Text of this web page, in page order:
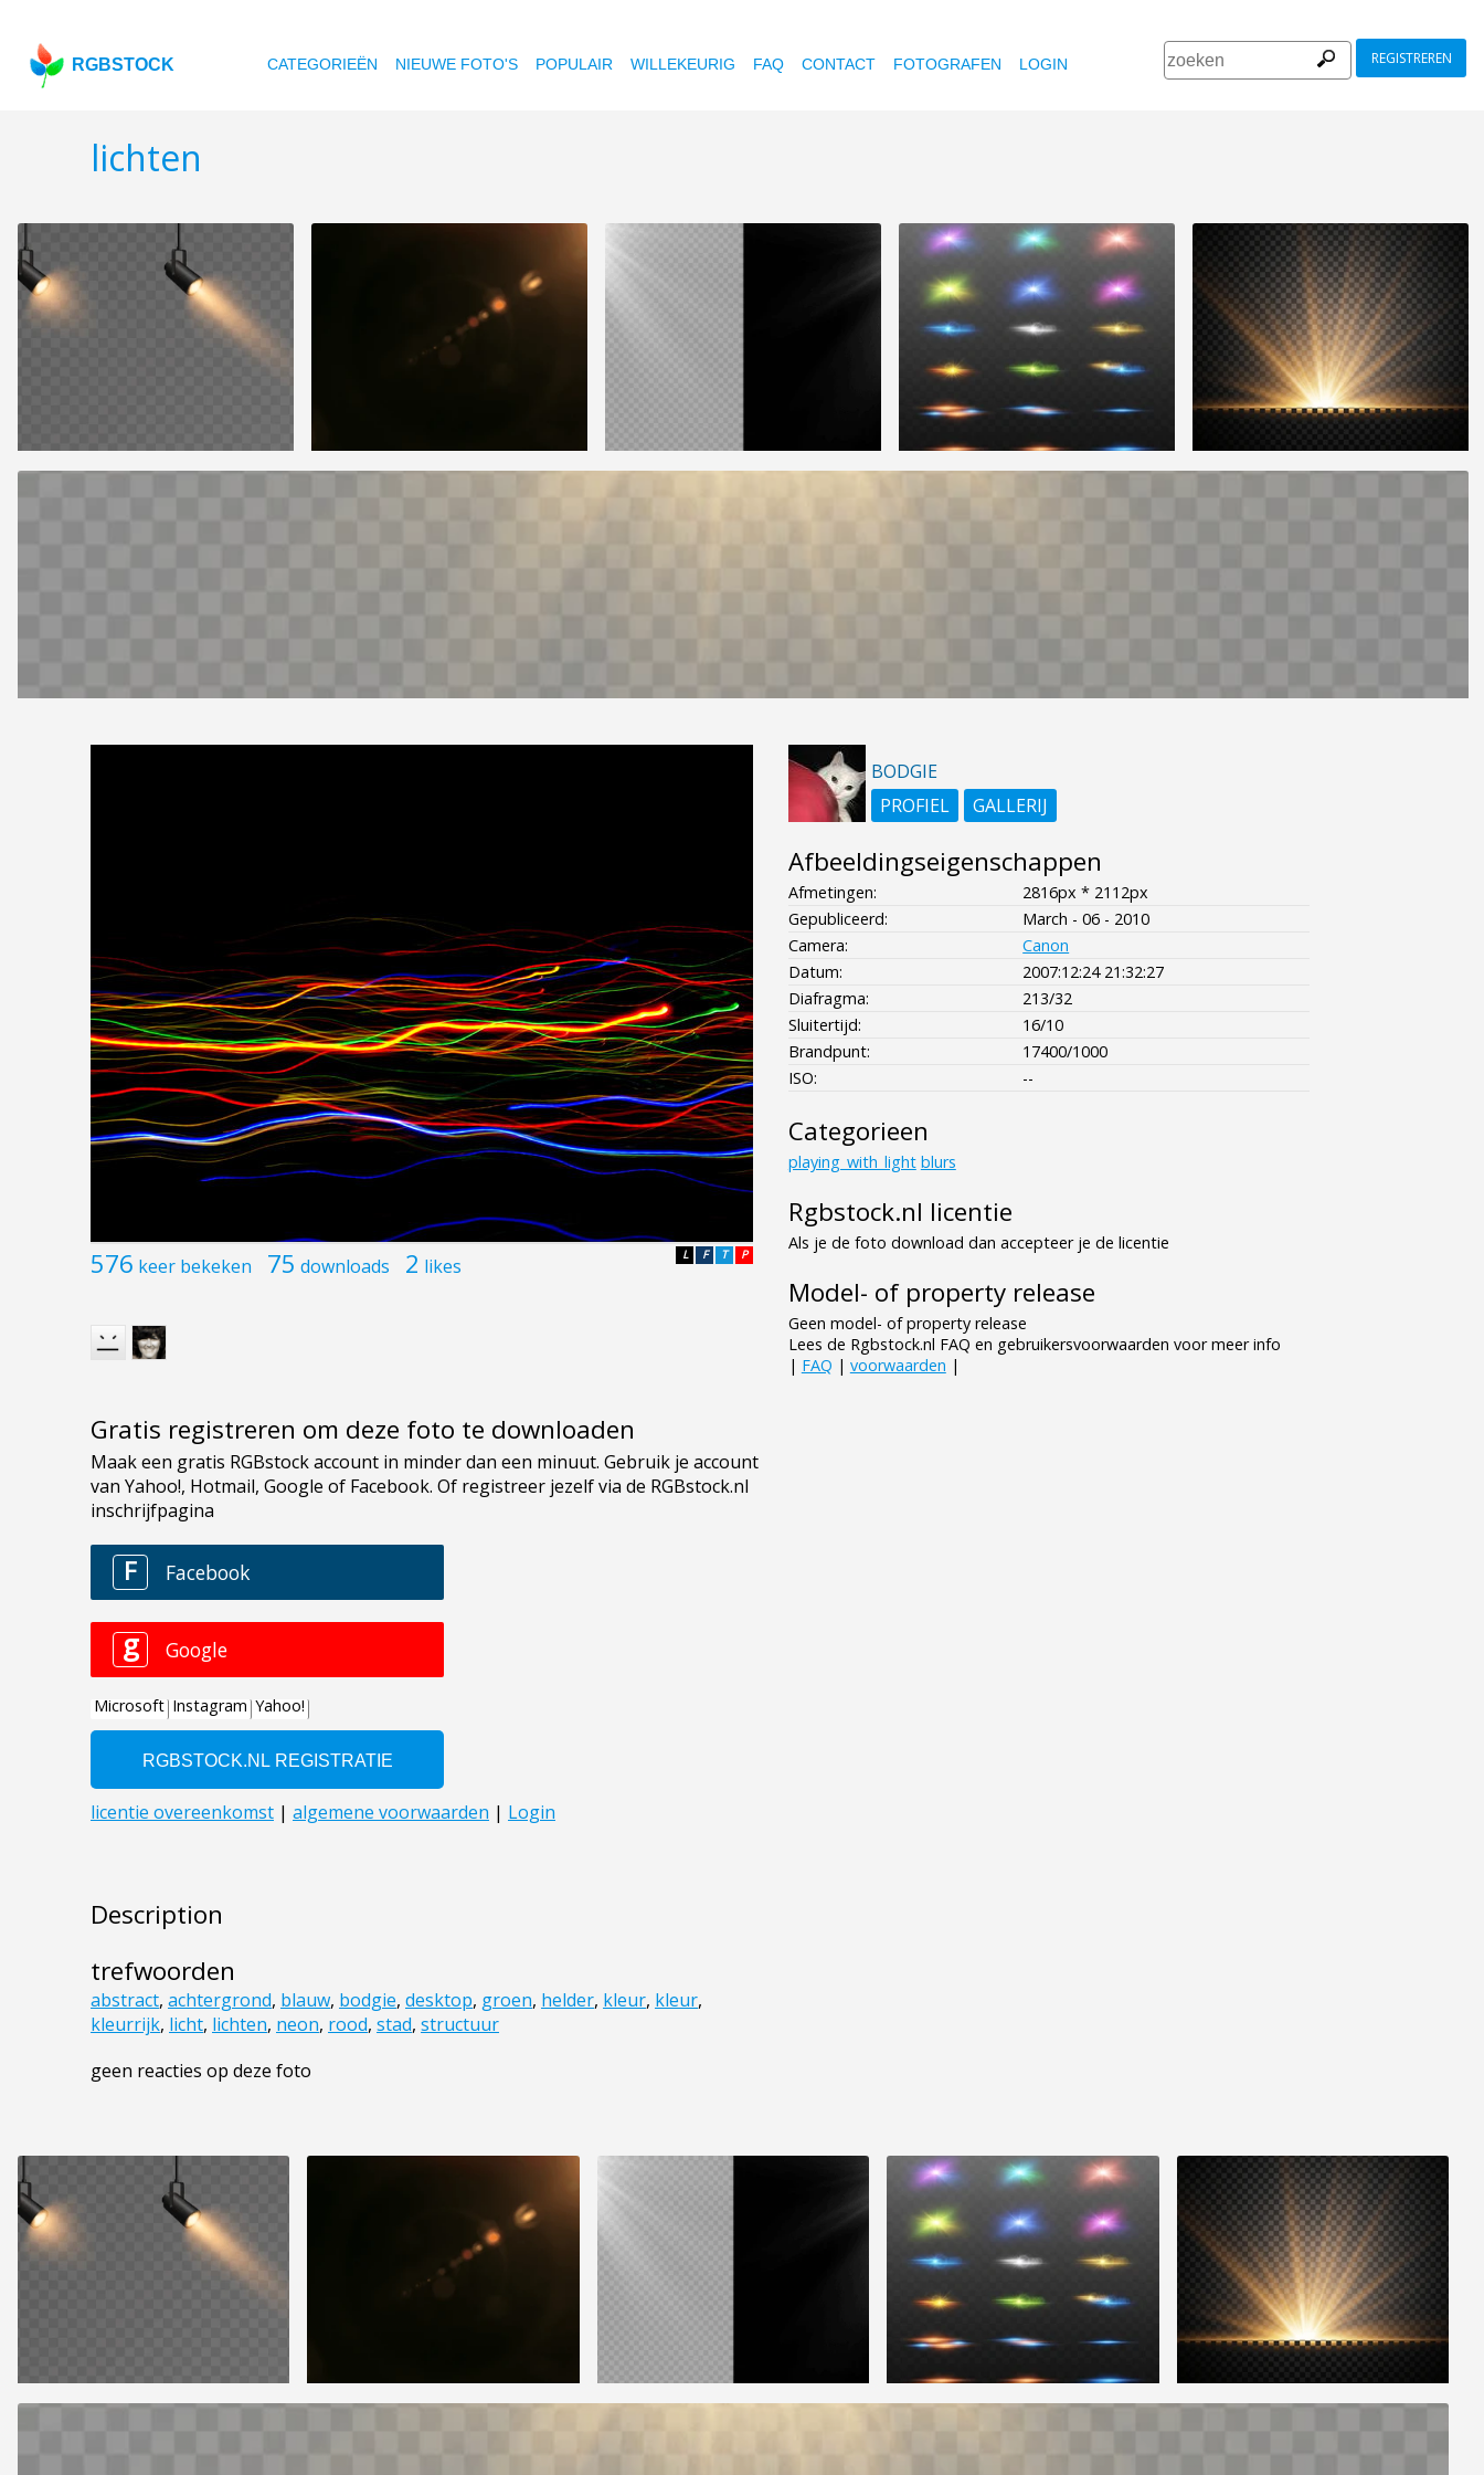
RGBSTOCK CATEGORIEËN NIEUWE FOTO'S POPULAIR WILLEKEURIG FAQ CONTACT FOTOGRAFEN LOGIN REGISTREREN
lichten
576 keer bekeken 75 downloads 2 likes P
T
F
L
Gratis registreren om deze foto te downloaden
Description
trefwoorden
abstract, achtergrond, blauw, bodgie, desktop, groen, helder, kleur, kleur,
kleurrijk, licht, lichten, neon, rood, stad, structuur
geen reacties op deze foto
BODGIE
PROFIEL
GALLERIJ
Afbeeldingseigenschappen
Afmetingen:
2816px * 2112px
Gepubliceerd:
March - 06 - 2010
Camera:
Canon
Datum:
2007:12:24 21:32:27
Diafragma:
213/32
Sluitertijd:
16/10
Brandpunt:
17400/1000
ISO:
--
Categorieen
playing_with_light blurs
Rgbstock.nl licentie
Als je de foto download dan accepteer je de licentie
Model- of property release
Geen model- of property release
Lees de Rgbstock.nl FAQ en gebruikersvoorwaarden voor meer info
| FAQ | voorwaarden |